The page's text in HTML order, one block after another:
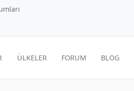
ÜLKELER FORUM BLOG